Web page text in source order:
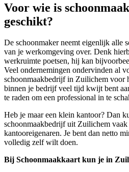
Voor wie is
geschikt?
De schoonmaker neemt eigenlijk alle
van je werkomgeving over. Denk
werkruimte poetsen, hij kan
Veel ondernemingen ondervinden al
schoonmaakbedrijf in Zuilichem voor
binnen je bedrijf veel tijd kwijt bent
te raden om een professional in te
Heb je maar een klein kantoor? Dan
schoonmaakbedrijf uit Zuilichem vaak
kantooreigenaren. Je bent dan netto
volledig zelf wilt doen.
Bij Schoonmaakkaart kun je in